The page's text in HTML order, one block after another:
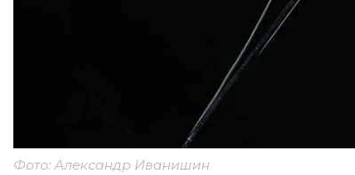
Фото: Александр Иванишин